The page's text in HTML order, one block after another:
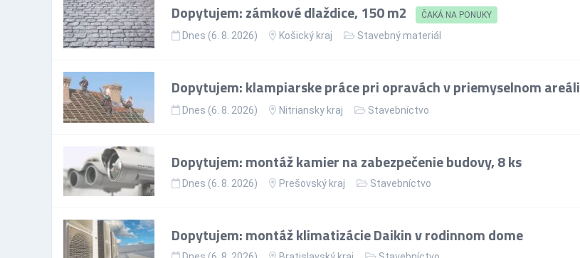
Dopytujem: zámkové dlaždice, 150 m2 ČAKÁ NA PONUKY
Dnes (6. 8. 2026) Košický kraj Stavebný materiál
Dopytujem: klampiarske práce pri opravách v priemyselnom areáli
Dnes (6. 8. 2026) Nitriansky kraj Stavebníctvo
Dopytujem: montáž kamier na zabezpečenie budovy, 8 ks
Dnes (6. 8. 2026) Prešovský kraj Stavebníctvo
Dopytujem: montáž klimatizácie Daikin v rodinnom dome